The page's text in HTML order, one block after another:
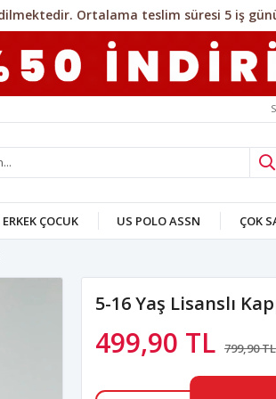
ERKEK ÇOCUK US POLO ASSN ÇOK
5-16 Yaş Lisanslı
499,90 TL 799,90 TL